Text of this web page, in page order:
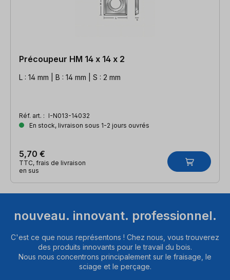
Précoupeur HM 14 x 14 x 2
L : 14 mm | B : 14 mm | S : 2 mm
Réf. art. : I-N013-14032
En stock, livraison sous 1-2 jours ouvrés
5,70 €
TTC, frais de livraison
en sus
nouveau. innovant. professionnel.
C'est ce que nous représentons ! Chez nous, vous trouverez
des produits innovants pour le travail du bois.
Nous nous concentrons principalement sur le fraisage, le
sciage et le perçage.